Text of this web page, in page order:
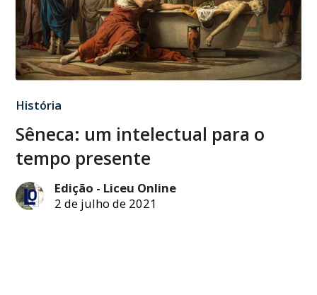
História
Sêneca: um intelectual para o
tempo presente
Edição - Liceu Online
2 de julho de 2021